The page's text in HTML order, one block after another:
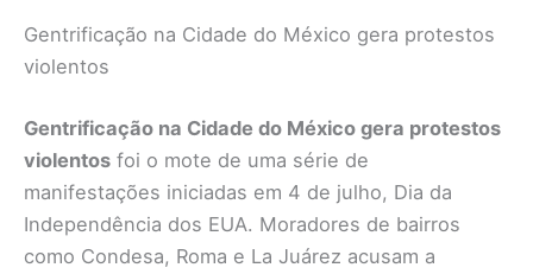
Gentrificação na Cidade do México gera protestos
violentos
Gentrificação na Cidade do México gera protestos
violentos foi o mote de uma série de
manifestações iniciadas em 4 de julho, Dia da
Independência dos EUA. Moradores de bairros
como Condesa, Roma e La Juárez acusam a